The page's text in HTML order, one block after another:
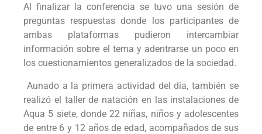
Al finalizar la conferencia se tuvo una sesión de
preguntas respuestas donde los participantes de
ambas plataformas pudieron intercambiar
información sobre el tema y adentrarse un poco en
los cuestionamientos generalizados de la sociedad.
Aunado a la primera actividad del día, también se
realizó el taller de natación en las instalaciones de
Aqua 5 siete, donde 22 niñas, niños y adolescentes
de entre 6 y 12 años de edad, acompañados de sus